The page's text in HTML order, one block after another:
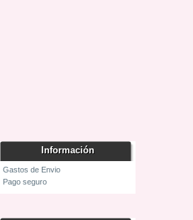
Información
Gastos de Envio
Pago seguro